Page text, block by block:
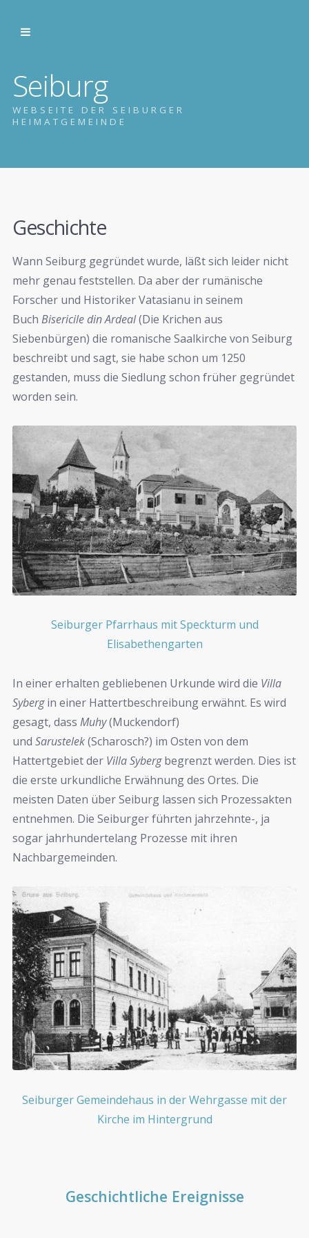
Seiburg
WEBSEITE DER SEIBURGER
HEIMATGEMEINDE
Geschichte
Wann Seiburg gegründet wurde, läßt sich leider nicht
mehr genau feststellen. Da aber der rumänische
Forscher und Historiker Vatasianu in seinem
Buch Bisericile din Ardeal(Die Krichen aus
Siebenbürgen) die romanische Saalkirche von Seiburg
beschreibt und sagt, sie habe schon um 1250
gestanden, muss die Siedlung schon früher gegründet
worden sein.
Seiburger Pfarrhaus mit Speckturm und
Elisabethengarten
In einer erhalten gebliebenen Urkunde wird die Villa
Sybergin einer Hattertbeschreibung erwähnt. Es wird
gesagt, dass Muhy(Muckendorf)
und Sarustelek(Scharosch?) im Osten von dem
Hattertgebiet der Villa Sybergbegrenzt werden. Dies ist
die erste urkundliche Erwähnung des Ortes. Die
meisten Daten über Seiburg lassen sich Prozessakten
entnehmen. Die Seiburger führten jahrzehnte-, ja
sogar jahrhundertelang Prozesse mit ihren
Nachbargemeinden.
Seiburger Gemeindehaus in der Wehrgasse mit der
Kirche im Hintergrund
Geschichtliche Ereignisse